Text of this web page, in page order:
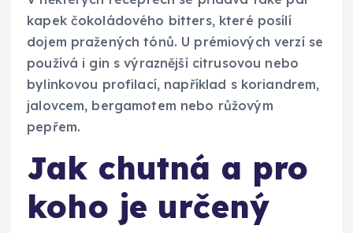
kapek čokoládového bitters, které posílí
dojem pražených tónů. U prémiových verzí se
používá i gin s výraznější citrusovou nebo
bylinkovou profilací, například s koriandrem,
jalovcem, bergamotem nebo růžovým
pepřem.
Jak chutná a pro
koho je určený